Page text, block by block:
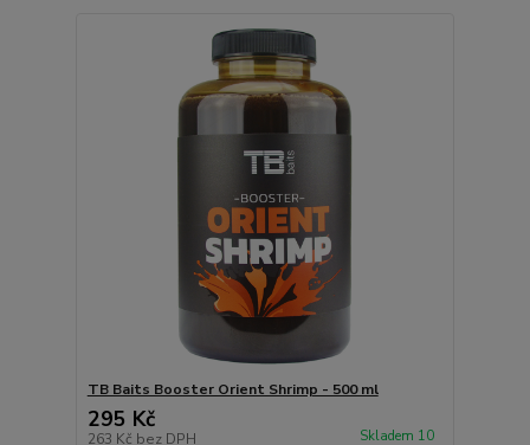
TB Baits Booster Orient Shrimp - 500 ml
295 Kč
263 Kč bez DPH Skladem 10